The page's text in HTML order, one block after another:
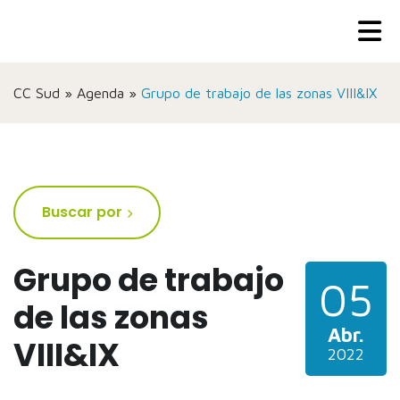
CC Sud » Agenda » Grupo de trabajo de las zonas VIII&IX
Grupo de trabajo
de las zonas
VIII&IX
05
Abr.
2022
Buscar por